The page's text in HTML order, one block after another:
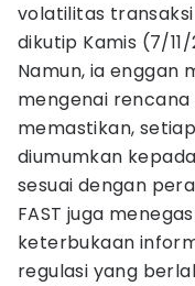
volatilitas
dikutip Kamis (7/
Namun, ia enggan
mengenai
memastikan,
diumumkan
sesuai dengan
FAST juga
keterbukaan
regulasi yang